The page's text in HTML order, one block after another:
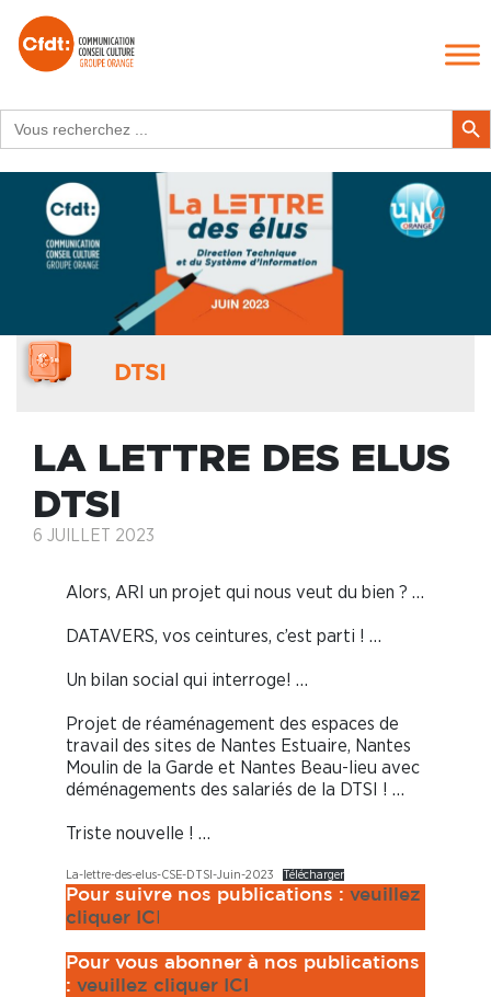
for:
Search
DTSI
LA LETTRE DES ELUS
DTSI
6 JUILLET 2023
Alors, ARI un projet qui nous veut du bien ? …
DATAVERS, vos ceintures, c’est parti ! …
Un bilan social qui interroge! …
Projet de réaménagement des espaces de
travail des sites de Nantes Estuaire, Nantes
Moulin de la Garde et Nantes Beau-lieu avec
déménagements des salariés de la DTSI ! …
Triste nouvelle ! …
La-lettre-des-elus-CSE-DTSI-Juin-2023 Télécharger
Pour suivre nos publications : veuillez
cliquer IC
Pour vous abonner à nos publications
: veuillez cliquer ICI